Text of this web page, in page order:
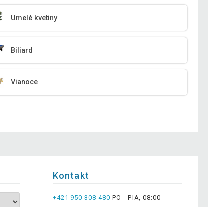
Umelé kvetiny
Biliard
Vianoce
Kontakt
+421 950 308 480 PO - PIA, 08:00 -